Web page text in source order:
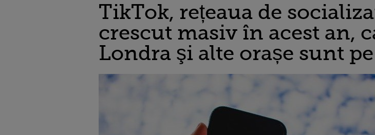
TikTok, rețeaua de
crescut masiv în acest an,
Londra şi alte orașe sunt